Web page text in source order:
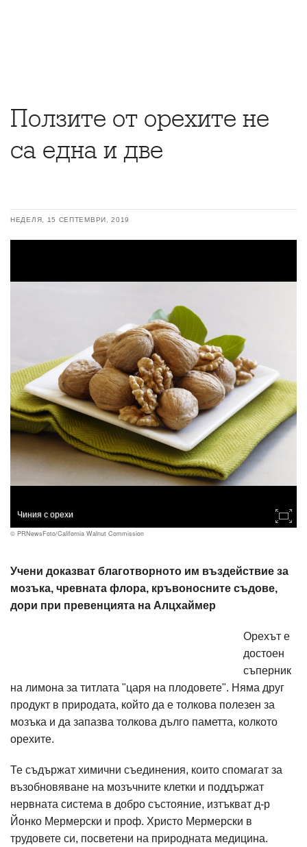
Ползите от орехите не
са една и две
НЕДЕЛЯ, 15 СЕПТЕМВРИ, 2019
Чиния с орехи
© PRNewsFoto/California Walnut Commission
Учени доказват благотворното им въздействие за
мозъка, чревната флора, кръвоносните съдове,
дори при превенцията на Алцхаймер
Орехът е
достоен
съперник
на лимона за титлата "царя на плодовете". Няма друг
продукт в природата, който да е толкова полезен за
мозъка и да запазва толкова дълго паметта, колкото
орехите.
Те съдържат химични съединения, които спомагат за
възобновяване на мозъчните клетки и поддържат
нервната система в добро състояние, изтъкват д-р
Йонко Мермерски и проф. Христо Мермерски в
трудовете си, посветени на природната медицина.